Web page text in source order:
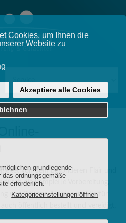
von dem besonderen Flair und
durch die komplette Vorbereitung,
von Präsenz-Auktionen. Hierfür
öffentlich bestellt und vereidigt,